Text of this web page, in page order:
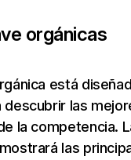
orgánicas
está
descubrir las
la competencia.
las